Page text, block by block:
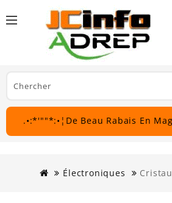
.•:*'""*:•¦De Beau Rabais En
Électroniques